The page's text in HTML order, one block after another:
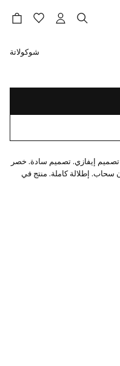
شوكولاتة
إيفازي. تصميم سادة. خصر
إطلالة كاملة. منتج في